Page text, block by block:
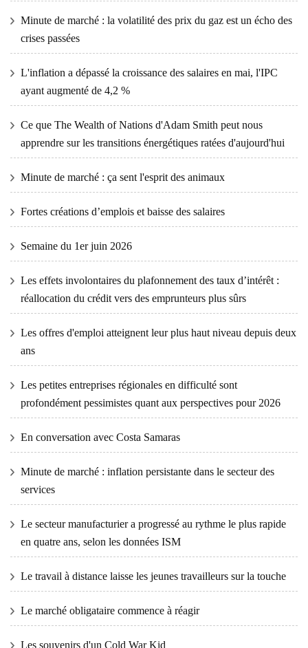
Minute de marché : la volatilité des prix du gaz est un écho des
crises passées
L'inflation a dépassé la croissance des salaires en mai, l'IPC
ayant augmenté de 4,2 %
Ce que The Wealth of Nations d'Adam Smith peut nous
apprendre sur les transitions énergétiques ratées d'aujourd'hui
Minute de marché : ça sent l'esprit des animaux
Fortes créations d’emplois et baisse des salaires
Semaine du 1er juin 2026
Les effets involontaires du plafonnement des taux d’intérêt :
réallocation du crédit vers des emprunteurs plus sûrs
Les offres d'emploi atteignent leur plus haut niveau depuis deux
ans
Les petites entreprises régionales en difficulté sont
profondément pessimistes quant aux perspectives pour 2026
En conversation avec Costa Samaras
Minute de marché : inflation persistante dans le secteur des
services
Le secteur manufacturier a progressé au rythme le plus rapide
en quatre ans, selon les données ISM
Le travail à distance laisse les jeunes travailleurs sur la touche
Le marché obligataire commence à réagir
Les souvenirs d'un Cold War Kid